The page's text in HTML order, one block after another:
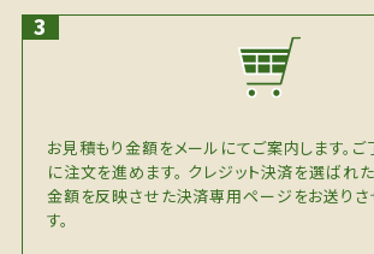
お見積もり金額をメールにてご案内します。
に注文を進めます。 クレジット決済を選ばれ
金額を反映させた決済専用ページをお送りさ
す。